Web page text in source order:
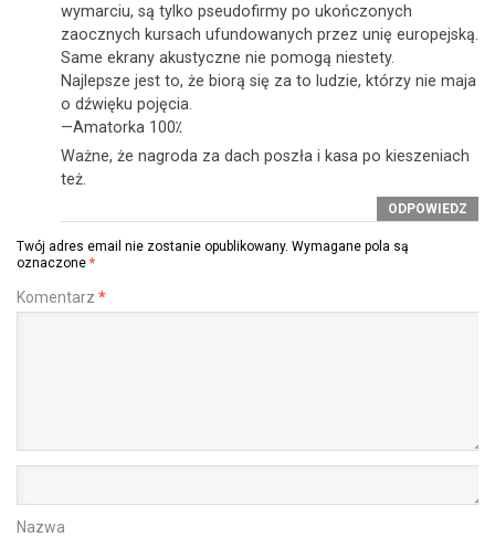
wymarciu, są tylko pseudofirmy po ukończonych
zaocznych kursach ufundowanych przez unię europejską.
Same ekrany akustyczne nie pomogą niestety.
Najlepsze jest to, że biorą się za to ludzie, którzy nie maja
o dźwięku pojęcia.
—Amatorka 100⁒
Ważne, że nagroda za dach poszła i kasa po kieszeniach
też.
ODPOWIEDZ
Twój adres email nie zostanie opublikowany. Wymagane pola są
oznaczone *
Komentarz *
Nazwa